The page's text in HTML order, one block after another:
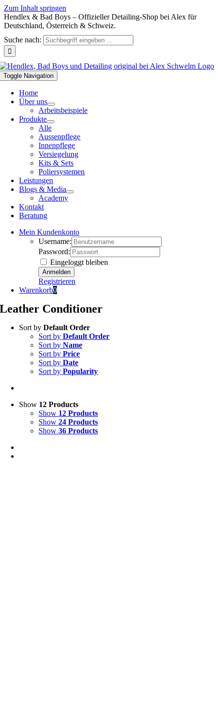
Zum Inhalt springen
Hendlex & Bad Boys – Offizieller Detailing-Shop bei Alex für
Deutschland, Österreich & Schweiz.
Suche nach:
Toggle Navigation
Home
Über uns
Arbeitsbeispiele
Produkte
Alle
Aussenpflege
Innenpflege
Versiegelung
Kits & Sets
Poliersystemen
Leistungen
Blogs & Media
Academy
Kontakt
Beratung
Mein Kundenkonto
Username:
Password:
Eingeloggt bleiben
Registrieren
Warenkorb0
Leather Conditioner
Sort byDefault Order
Sort byDefault Order
Sort byName
Sort byPrice
Sort byDate
Sort byPopularity
Show 12 Products
Show 12 Products
Show24 Products
Show36 Products